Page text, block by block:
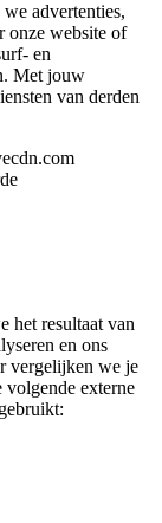
advertenties,
onze website of
en
Met jouw
van derden
het resultaat van
en ons
vergelijken we je
volgende externe